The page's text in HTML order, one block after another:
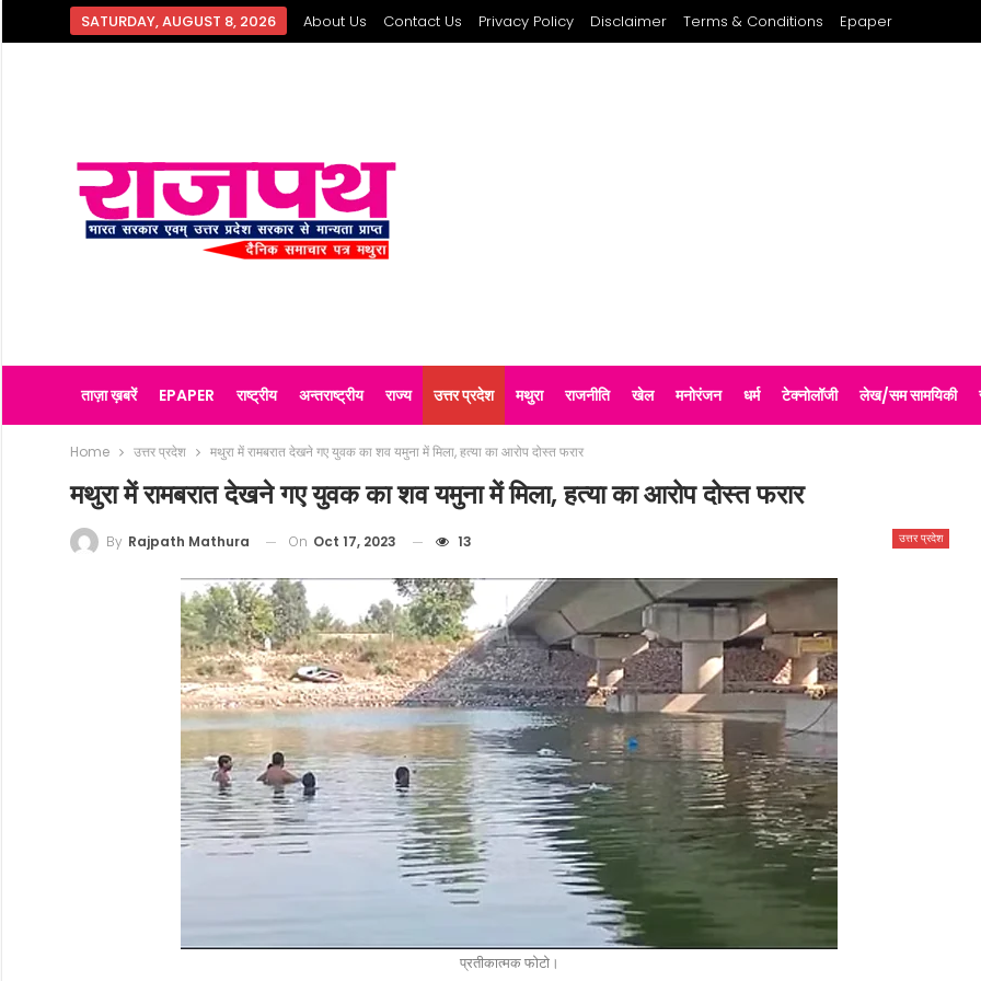
SATURDAY, AUGUST 8, 2026 About Us Contact Us Privacy Policy Disclaimer Terms & Conditions Epaper
ताज़ा ख़बरें EPAPER राष्ट्रीय अन्तराष्ट्रीय राज्य उत्तर प्रदेश मथुरा राजनीति खेल मनोरंजन धर्म टेक्नोलॉजी लेख/सम सामयिकी
Home उत्तर प्रदेश मथुरा में रामबरात देखने गए युवक का शव यमुना में मिला, हत्या का आरोप दोस्त फरार
मथुरा में रामबरात देखने गए युवक का शव यमुना में मिला, हत्या का आरोप दोस्त फरार
उत्तर प्रदेश
By Rajpath Mathura On Oct 17, 2023 13
प्रतीकात्मक फोटो।